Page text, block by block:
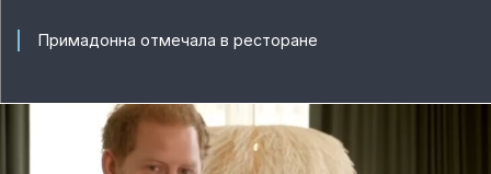
Примадонна отмечала в ресторане